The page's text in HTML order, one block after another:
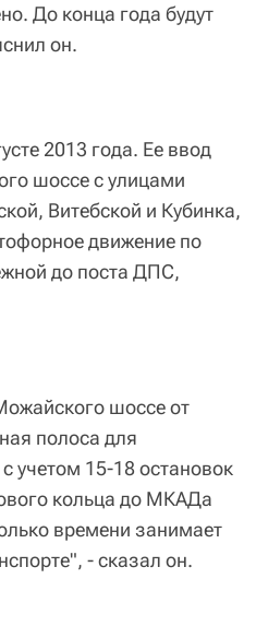
До конца года будут
он.
2013 года. Ее ввод
шоссе с улицами
Витебской и Кубинка,
движение по
до поста ДПС,
шоссе от
полоса для
учетом 15-18 остановок
кольца до МКАДа
времени занимает
- сказал он.